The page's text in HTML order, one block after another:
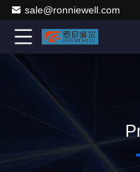
sale@ronniewell.com